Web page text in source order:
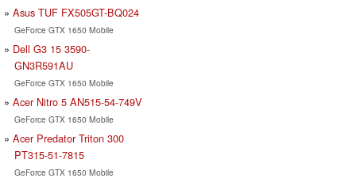
Asus TUF FX505GT-BQ024
GeForce GTX 1650 Mobile
Dell G3 15 3590-
GN3R591AU
GeForce GTX 1650 Mobile
Acer Nitro 5 AN515-54-749V
GeForce GTX 1650 Mobile
Acer Predator Triton 300
PT315-51-7815
GeForce GTX 1650 Mobile